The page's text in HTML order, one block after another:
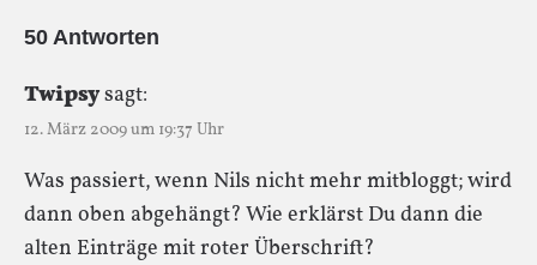
50 Antworten
Twipsysagt:
12. März 2009 um 19:37 Uhr
Was passiert, wenn Nils nicht mehr mitbloggt; wird
dann oben abgehängt? Wie erklärst Du dann die
alten Einträge mit roter Überschrift?